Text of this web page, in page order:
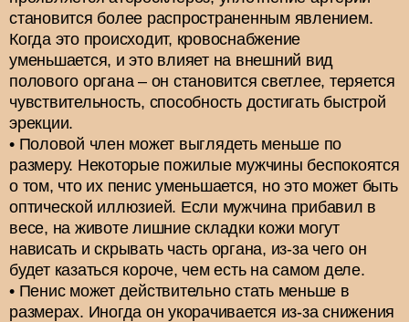
становится более распространенным явлением.
Когда это происходит, кровоснабжение
уменьшается, и это влияет на внешний вид
полового органа – он становится светлее, теряется
чувствительность, способность достигать быстрой
эрекции.
Половой член может выглядеть меньше по
размеру. Некоторые пожилые мужчины беспокоятся
о том, что их пенис уменьшается, но это может быть
оптической иллюзией. Если мужчина прибавил в
весе, на животе лишние складки кожи могут
нависать и скрывать часть органа, из-за чего он
будет казаться короче, чем есть на самом деле.
Пенис может действительно стать меньше в
размерах. Иногда он укорачивается из-за снижения